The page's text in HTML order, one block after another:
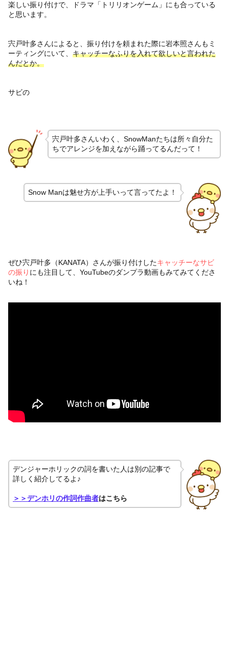
楽しい振り付けで、ドラマ「トリリオンゲーム」にも合っている
と思います。
宍戸叶多さんによると、振り付けを頼まれた際に岩本照さんもミ
ーティングにいて、 キャッチーなふりを入れて欲しいと言われた
んだとか。
サビの
宍戸叶多さんいわく、SnowManたちは所々自分た
ちでアレンジを加えながら踊ってるんだって！
Snow Manは魅せ方が上手いって言ってたよ！
ぜひ宍戸叶多（KANATA）さんが振り付けしたキャッチーなサビ
の振り にも注目して、YouTubeのダンプラ動画もみてみてくださ
いね！
デンジャーホリックの詞を書いた人は別の記事で
詳しく紹介してるよ♪
＞＞デンホリの作詞作曲者はこちら